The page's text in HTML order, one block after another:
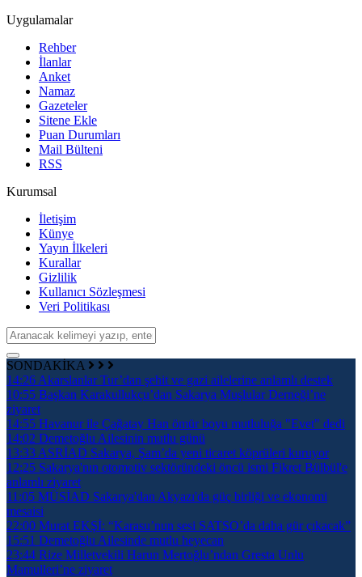
Uygulamalar
Rehber
İlanlar
Anket
Namaz
Gazeteler
Sitene Ekle
Puan Durumları
Mail Bülteni
RSS
Kurumsal
İletişim
Künye
Yayın İlkeleri
Kurallar
Gizlilik
Kullanıcı Sözleşmesi
Veri Politikası
SONDAKİKA
14:26 Akarslanlar Tur’dan şehit ve gazi ailelerine anlamlı destek
10:55 Başkan Karakullukçu’dan Sakarya Muşlular Derneği’ne
ziyaret
14:55 Havanur ile Çağatay Han ömür boyu mutluluğa "Evet" dedi
14:02 Demetoğlu Ailesinin mutlu günü
13:33 ASRİAD Sakarya, Şam’da yeni ticaret köprüleri kuruyor
12:25 Sakarya'nın otomotiv sektöründeki öncü ismi Fikret Bülbül'e
anlamlı ziyaret
11:05 MÜSİAD Sakarya'dan Akyazı'da güç birliği ve ekonomi
mesaisi
22:00 Murat EKŞİ: “Karasu’nun sesi SATSO’da daha gür çıkacak”
15:51 Demetoğlu Ailesinde mutlu heyecan
23:44 Rize Milletvekili Harun Mertoğlu’ndan Gresta Unlu
Mamulleri’ne ziyaret